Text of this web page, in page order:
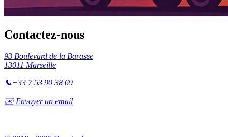
Contactez-nous
93 Boulevard de la Barasse
13011 Marseille
📞+33 7 53 90 38 69
✉️ Envoyer un email